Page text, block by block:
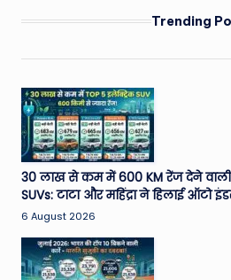
h
&
M
o
vi
e
N
e
w
Trending
30 लाख से कम में 600 KM रेंज देने
SUVs: टाटा और महिंद्रा ने हिलाई ऑटो
6 August 2026